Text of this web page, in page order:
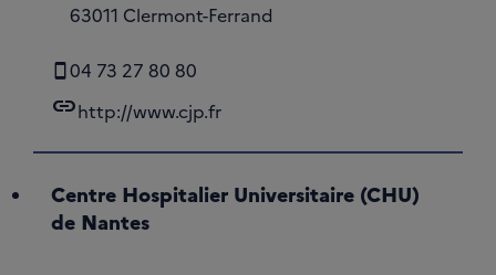
63011 Clermont-Ferrand
04 73 27 80 80
linkhttp://www.cjp.fr
Centre Hospitalier Universitaire (CHU)
de Nantes